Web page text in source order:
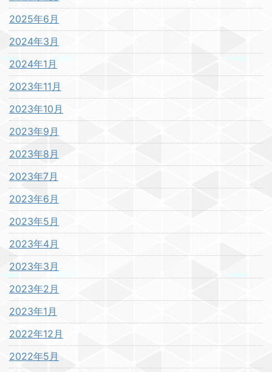
2025年6月
2024年3月
2024年1月
2023年11月
2023年10月
2023年9月
2023年8月
2023年7月
2023年6月
2023年5月
2023年4月
2023年3月
2023年2月
2023年1月
2022年12月
2022年5月